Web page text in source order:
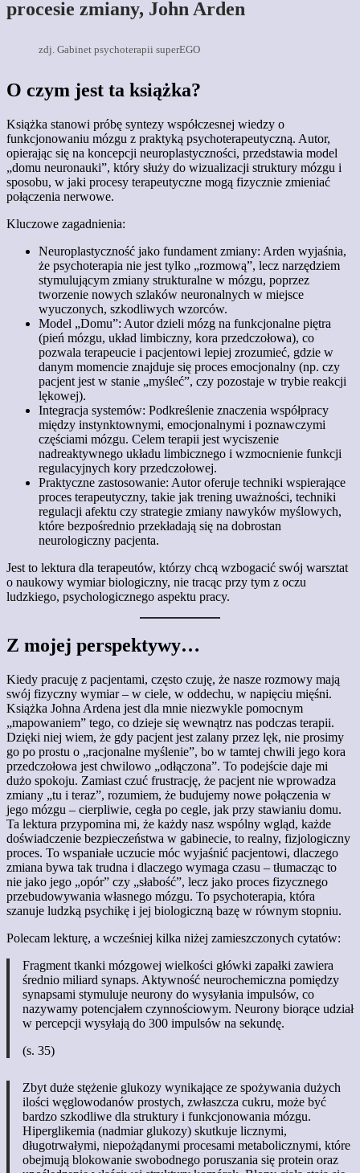
procesie zmiany, John Arden
zdj. Gabinet psychoterapii superEGO
O czym jest ta książka?
Książka stanowi próbę syntezy współczesnej wiedzy o
funkcjonowaniu mózgu z praktyką psychoterapeutyczną. Autor,
opierając się na koncepcji neuroplastyczności, przedstawia model
„domu neuronauki”, który służy do wizualizacji struktury mózgu i
sposobu, w jaki procesy terapeutyczne mogą fizycznie zmieniać
połączenia nerwowe.
Kluczowe zagadnienia: ​
Neuroplastyczność jako fundament zmiany: Arden wyjaśnia,
że psychoterapia nie jest tylko „rozmową”, lecz narzędziem
stymulującym zmiany strukturalne w mózgu, poprzez
tworzenie nowych szlaków neuronalnych w miejsce
wyuczonych, szkodliwych wzorców. ​
Model „Domu”: Autor dzieli mózg na funkcjonalne piętra
(pień mózgu, układ limbiczny, kora przedczołowa), co
pozwala terapeucie i pacjentowi lepiej zrozumieć, gdzie w
danym momencie znajduje się proces emocjonalny (np. czy
pacjent jest w stanie „myśleć”, czy pozostaje w trybie reakcji
lękowej).
​Integracja systemów: Podkreślenie znaczenia współpracy
między instynktownymi, emocjonalnymi i poznawczymi
częściami mózgu. Celem terapii jest wyciszenie
nadreaktywnego układu limbicznego i wzmocnienie funkcji
regulacyjnych kory przedczołowej. ​
Praktyczne zastosowanie: Autor oferuje techniki wspierające
proces terapeutyczny, takie jak trening uważności, techniki
regulacji afektu czy strategie zmiany nawyków myślowych,
które bezpośrednio przekładają się na dobrostan
neurologiczny pacjenta. ​
Jest to lektura dla terapeutów, którzy chcą wzbogacić swój warsztat
o naukowy wymiar biologiczny, nie tracąc przy tym z oczu
ludzkiego, psychologicznego aspektu pracy.
Z mojej perspektywy…
Kiedy pracuję z pacjentami, często czuję, że nasze rozmowy mają
swój fizyczny wymiar – w ciele, w oddechu, w napięciu mięśni.
Książka Johna Ardena jest dla mnie niezwykle pomocnym
„mapowaniem” tego, co dzieje się wewnątrz nas podczas terapii.
Dzięki niej wiem, że gdy pacjent jest zalany przez lęk, nie prosimy
go po prostu o „racjonalne myślenie”, bo w tamtej chwili jego kora
przedczołowa jest chwilowo „odłączona”. ​To podejście daje mi
dużo spokoju. Zamiast czuć frustrację, że pacjent nie wprowadza
zmiany „tu i teraz”, rozumiem, że budujemy nowe połączenia w
jego mózgu – cierpliwie, cegła po cegle, jak przy stawianiu domu.
Ta lektura przypomina mi, że każdy nasz wspólny wgląd, każde
doświadczenie bezpieczeństwa w gabinecie, to realny, fizjologiczny
proces. To wspaniałe uczucie móc wyjaśnić pacjentowi, dlaczego
zmiana bywa tak trudna i dlaczego wymaga czasu – tłumacząc to
nie jako jego „opór” czy „słabość”, lecz jako proces fizycznego
przebudowywania własnego mózgu. To psychoterapia, która
szanuje ludzką psychikę i jej biologiczną bazę w równym stopniu.
Polecam lekturę, a wcześniej kilka niżej zamieszczonych cytatów:
Fragment tkanki mózgowej wielkości główki zapałki zawiera
średnio miliard synaps. Aktywność neurochemiczna pomiędzy
synapsami stymuluje neurony do wysyłania impulsów, co
nazywamy potencjałem czynnościowym. Neurony biorące udział
w percepcji wysyłają do 300 impulsów na sekundę.
(s. 35)
Zbyt duże stężenie glukozy wynikające ze spożywania dużych
ilości węglowodanów prostych, zwłaszcza cukru, może być
bardzo szkodliwe dla struktury i funkcjonowania mózgu.
Hiperglikemia (nadmiar glukozy) skutkuje licznymi,
długotrwałymi, niepożądanymi procesami metabolicznymi, które
obejmują blokowanie swobodnego poruszania się protein oraz